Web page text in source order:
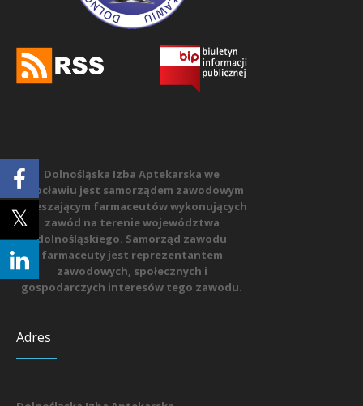
Dolnośląska Izba Aptekarska we
Wrocławiu jest samorządem zawodowym
zrzeszającym farmaceutów wykonujących
zawód na terenie województwa
dolnośląskiego. Samorząd zawodu
farmaceuty jest reprezentantem
zawodowych, społecznych i
gospodarczych interesów tego zawodu.
Adres